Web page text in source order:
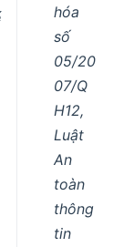
hóa
số
05/20
07/Q
H12,
Luật
An
toàn
thông
tin